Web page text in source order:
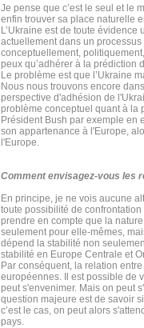
Je pense que c’est le seul et le
enfin trouver sa place naturelle
L’Ukraine est de toute
actuellement dans un
conceptuellement,
peux qu’adhérer à la prédiction
Le problème est que l’Ukraine
Nous nous trouvons encore
perspective d'adhésion de
problème conceptuel quant à la
Président Bush par exemple
son appartenance à l'Europe,
l'Europe.
Comment envisagez-vous les
En principe, je ne vois aucune
toute possibilité de
prendre en compte que la
seulement pour elle-mêmes,
dépend la stabilité non
stabilité en Europe Centrale et
Par conséquent, la relation
européennes. Il est possible de
peut s'envenimer. Mais on peut
question majeure est de savoir
c’est le cas, on peut alors
pays.